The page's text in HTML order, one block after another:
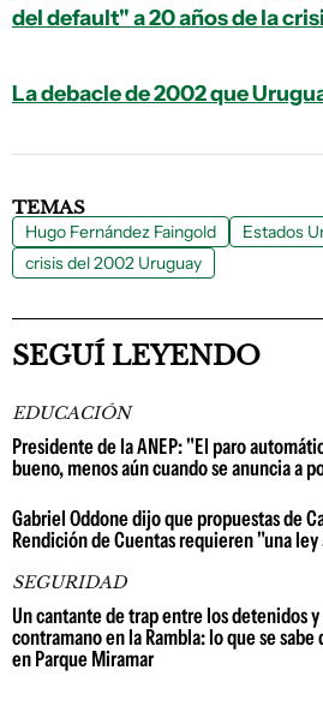
del default" a 20 años de la
La debacle de 2002 que
TEMAS
Hugo Fernández Faingold
Estados
crisis del 2002 Uruguay
SEGUÍ LEYENDO
EDUCACIÓN
Presidente de la ANEP: "El paro
bueno, menos aún cuando se anuncia a
Gabriel Oddone dijo que propuestas de
Rendición de Cuentas requieren "una
SEGURIDAD
Un cantante de trap entre los detenidos
contramano en la Rambla: lo que se
en Parque Miramar